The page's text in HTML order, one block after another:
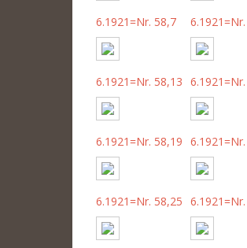
6.1921=Nr. 58,7
6.1921=Nr. 58,13
6.1921=Nr. 58,19
6.1921=Nr. 58,25